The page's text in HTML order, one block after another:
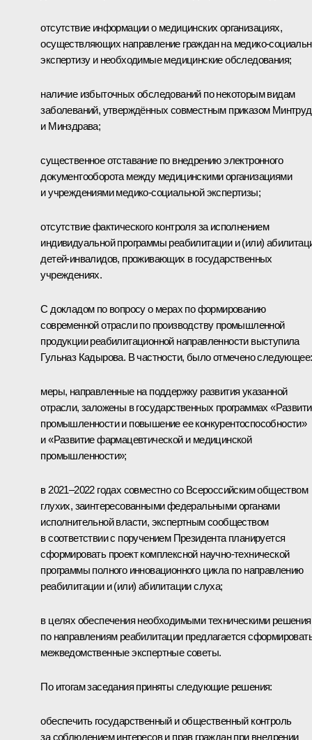
отсутствие информации о медицинских организациях,
осуществляющих направление граждан на медико-
экспертизу и необходимые медицинские обследования;
наличие избыточных обследований по некоторым видам
заболеваний, утверждённых совместным приказом
и Минздрава;
существенное отставание по внедрению электронного
документооборота между медицинскими организациями
и учреждениями медико-социальной экспертизы;
отсутствие фактического контроля за исполнением
индивидуальной программы реабилитации и (или)
детей-инвалидов, проживающих в государственных
учреждениях.
С докладом по вопросу о мерах по формированию
современной отрасли по производству промышленной
продукции реабилитационной направленности выступила
Гульназ Кадырова. В частности, было отмечено следующее:
меры, направленные на поддержку развития указанной
отрасли, заложены в государственных программах
промышленности и повышение ее конкурентоспособности»
и «Развитие фармацевтической и медицинской
промышленности»;
в 2021–2022 годах совместно со Всероссийским обществом
глухих, заинтересованными федеральными органами
исполнительной власти, экспертным сообществом
в соответствии с поручением Президента планируется
сформировать проект комплексной научно-технической
программы полного инновационного цикла по направлению
реабилитации и (или) абилитации слуха;
в целях обеспечения необходимыми техническими
по направлениям реабилитации предлагается
межведомственные экспертные советы.
По итогам заседания приняты следующие решения:
обеспечить государственный и общественный контроль
за соблюдением интересов и прав граждан при внедрении